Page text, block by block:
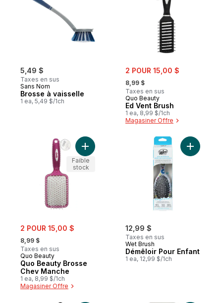
5,49 $
Taxes en sus
Sans Nom
Brosse à vaisselle
1 ea, 5,49 $/1ch
sale:
2 POUR 15,00 $
, formerly:
8,99 $
Taxes en sus
Quo Beauty
Ed Vent Brush
1 ea, 8,99 $/1ch
Magasiner Offre
sale:
2 POUR 15,00 $
, formerly:
8,99 $
Taxes en sus
Quo Beauty
Quo Beauty Brosse
Chev Manche
1 ea, 8,99 $/1ch
Magasiner Offre
Ajouter Quo Beauty Brosse Chev
Faible
stock
12,99 $
Taxes en sus
Wet Brush
Démêloir Pour Enfant
1 ea, 12,99 $/1ch